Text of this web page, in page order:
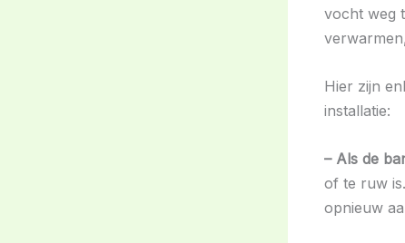
vocht weg
Hier zijn
installatie:
– Als de
of te ruw
opnieuw